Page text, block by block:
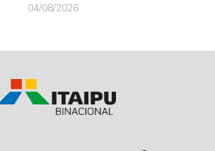
04/08/2026